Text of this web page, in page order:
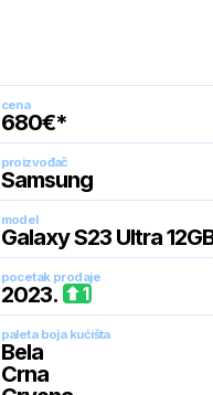
cena
680€*
proizvođač
Samsung
model
Galaxy S23 Ultra
pocetak prodaje
2023. 1
paleta boja kućišta
Bela
Crna